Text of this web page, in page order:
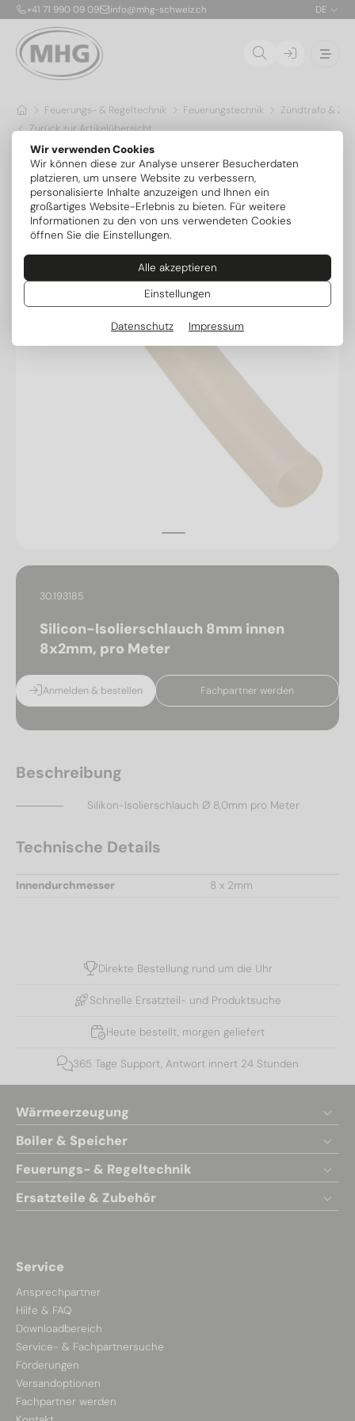
Wir verwenden Cookies
Wir können diese zur Analyse unserer Besucherdaten
platzieren, um unsere Website zu verbessern,
personalisierte Inhalte anzuzeigen und Ihnen ein
großartiges Website-Erlebnis zu bieten. Für weitere
Informationen zu den von uns verwendeten Cookies
öffnen Sie die Einstellungen.
Alle akzeptieren
Einstellungen
Datenschutz Impressum
+41 71 990 09 09 info@mhg-schweiz.ch DE
Feuerungs- & Regeltechnik Feuerungstechnik
Zündtrafo &
Zurück zur Artikelübersicht
30.193185
Silicon-Isolierschlauch 8mm innen
8x2mm, pro Meter
Anmelden & bestellen Fachpartner werden
Beschreibung
Silikon-Isolierschlauch Ø 8,0mm pro Meter
Technische Details
Innendurchmesser 8 x 2mm
Direkte Bestellung rund um die Uhr
Schnelle Ersatzteil- und Produktsuche
Heute bestellt, morgen geliefert
365 Tage Support, Antwort innert 24 Stunden
Wärmeerzeugung
Boiler & Speicher
Feuerungs- & Regeltechnik
Ersatzteile & Zubehör
Service
Ansprechpartner
Hilfe & FAQ
Downloadbereich
Service- & Fachpartnersuche
Förderungen
Versandoptionen
Fachpartner werden